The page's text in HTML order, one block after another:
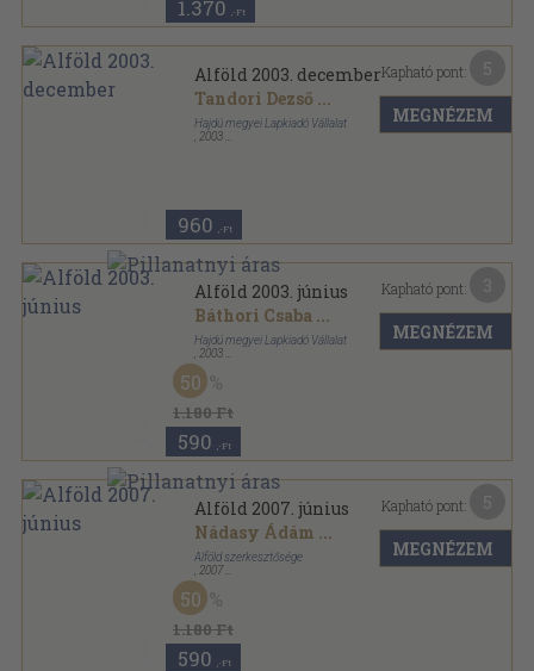
1.370 ,-Ft
Alföld 2003. december
Tandori Dezső ...
Hajdú megyei Lapkiadó Vállalat
2003
960 ,-Ft
Kapható pont:
MEGNÉZEM
Alföld 2003. június
Báthori Csaba ...
Hajdú megyei Lapkiadó Vállalat
2003
Ragasztott papírkötés
Alföld sorozat
1.180 Ft
50
590 ,-Ft
Kapható pont:
MEGNÉZEM
Alföld 2007. június
Nádasy Ádám ...
Alföld szerkesztősége
2007
Ragasztott papírkötés
Alföld sorozat
1.180 Ft
50
590 ,-Ft
Kapható pont:
MEGNÉZEM